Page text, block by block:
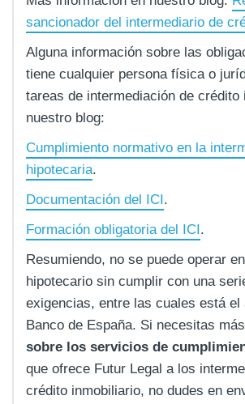
sancionador del intermediario de
Alguna información sobre las
tiene cualquier persona física o
tareas de intermediación de crédito
nuestro blog:
Cumplimiento normativo en la
hipotecaria.
Documentación del ICI .
Formación obligatoria del ICI .
Resumiendo, no se puede operar
hipotecario sin cumplir con una
exigencias, entre las cuales está el
Banco de España. Si necesitas más
sobre los servicios de
que ofrece Futur Legal a los
crédito inmobiliario, no dudes en